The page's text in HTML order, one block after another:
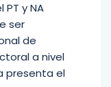
y NA
ser
de
a nivel
presenta el